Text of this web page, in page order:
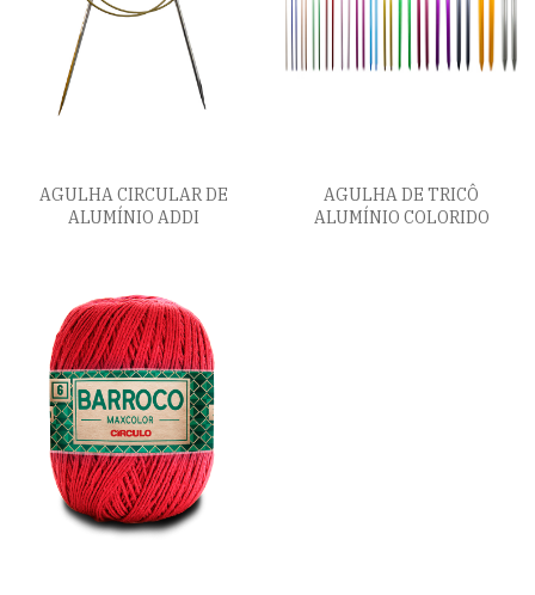
AGULHA CIRCULAR DE
ALUMÍNIO ADDI
AGULHA DE TRICÔ
ALUMÍNIO COLORIDO